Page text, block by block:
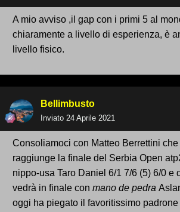
A mio avviso ,il gap con i primi 5 al
chiaramente a livello di esperienza, è
livello fisico.
Bellimbusto
Inviato 24 Aprile 2021
Consoliamoci con Matteo Berrettini
raggiunge la finale del Serbia Open
nippo-usa Taro Daniel 6/1 7/6 (5) 6/0 e
vedrà in finale con mano de pedra
oggi ha piegato il favoritissimo